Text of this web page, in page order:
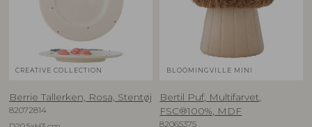
CREATIVE COLLECTION
Berrie Tallerken, Rosa, Stentøj
82072814
BLOOMINGVILLE MINI
Bertil Puf, Multifarvet,
FSC®100%, MDF
82065375